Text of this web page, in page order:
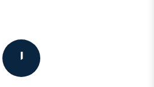
١